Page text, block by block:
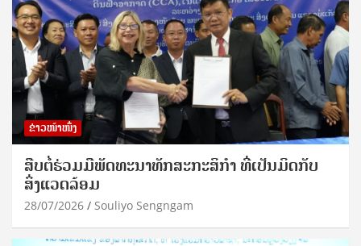
ຂ່າວໜ້າໜຶ່ງ
ສືບຕໍ່ຮ່ວມມືພັດທະນາທັກສະກະສິກຳ ທີ່ເປັນມິດກັບ
ສິ່ງແວດລ້ອມ
28/07/2026 Souliyo Sengngam